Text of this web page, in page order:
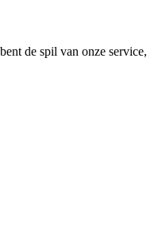
de spil van onze service,